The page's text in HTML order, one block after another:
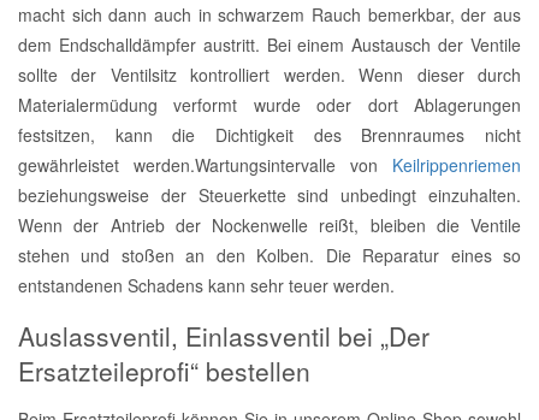
macht sich dann auch in schwarzem Rauch bemerkbar, der aus
dem Endschalldämpfer austritt. Bei einem Austausch der Ventile
sollte der Ventilsitz kontrolliert werden. Wenn dieser durch
Materialermüdung verformt wurde oder dort Ablagerungen
festsitzen, kann die Dichtigkeit des Brennraumes nicht
gewährleistet werden.Wartungsintervalle von Keilrippenriemen
beziehungsweise der Steuerkette sind unbedingt einzuhalten.
Wenn der Antrieb der Nockenwelle reißt, bleiben die Ventile
stehen und stoßen an den Kolben. Die Reparatur eines so
entstandenen Schadens kann sehr teuer werden.
Auslassventil, Einlassventil bei „Der
Ersatzteileprofi“ bestellen